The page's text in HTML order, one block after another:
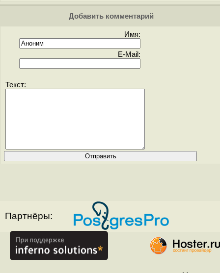
Добавить комментарий
Имя:
E-Mail:
Текст:
Партнёры: